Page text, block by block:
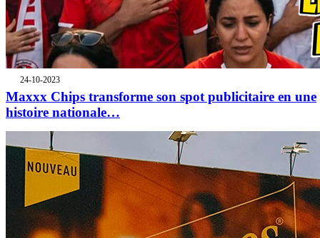
24-10-2023
Maxxx Chips transforme son spot publicitaire en une
histoire nationale…